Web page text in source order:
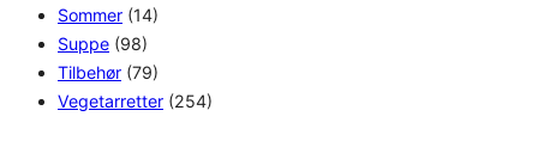
Sommer (14)
Suppe (98)
Tilbehør (79)
Vegetarretter (254)